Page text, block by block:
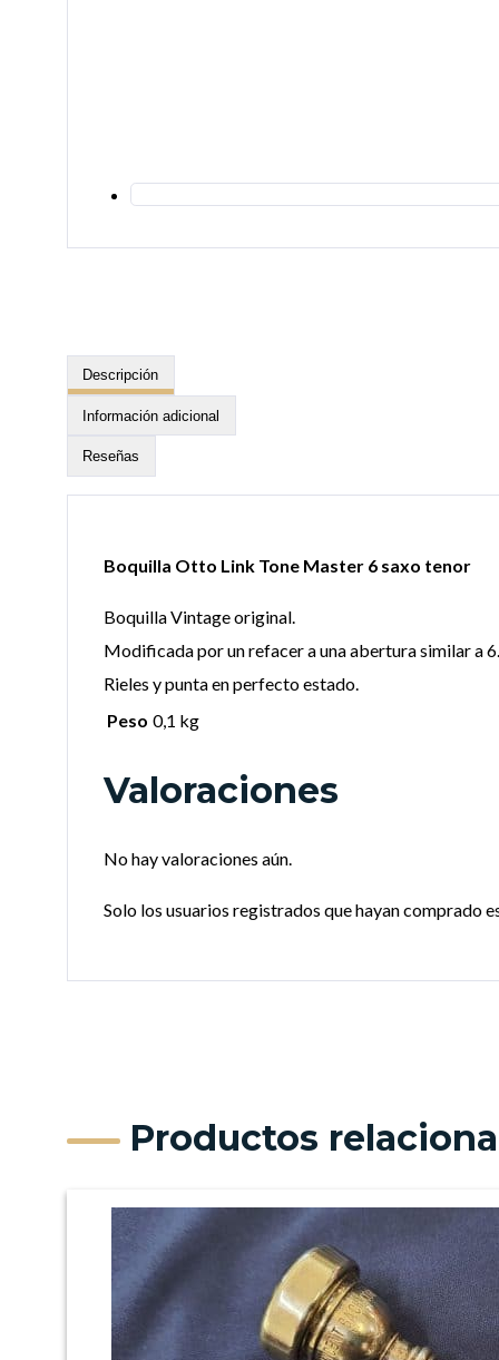
Descripción
Información adicional
Reseñas
Boquilla Otto Link Tone Master 6 saxo tenor
Boquilla Vintage original.
Modificada por un refacer a una abertura similar a 6.
Rieles y punta en perfecto estado.
Peso 0,1 kg
Valoraciones
No hay valoraciones aún.
Solo los usuarios registrados que hayan comprado
Productos